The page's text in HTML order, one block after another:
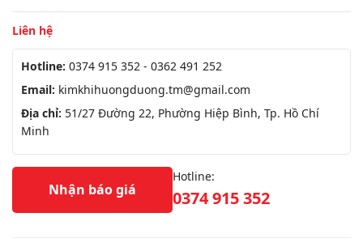
Liên hệ
Hotline: 0374 915 352 - 0362 491 252
Email: kimkhihuongduong.tm@gmail.com
Địa chỉ: 51/27 Đường 22, Phường Hiệp Bình, Tp. Hồ Chí
Minh
Nhận báo giá
Hotline:
0374 915 352